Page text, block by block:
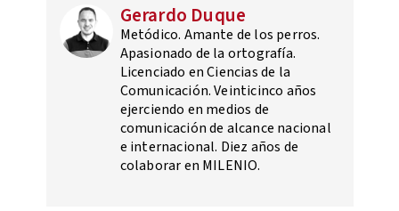
Gerardo Duque
Metódico. Amante de los perros.
Apasionado de la ortografía.
Licenciado en Ciencias de la
Comunicación. Veinticinco años
ejerciendo en medios de
comunicación de alcance nacional
e internacional. Diez años de
colaborar en MILENIO.